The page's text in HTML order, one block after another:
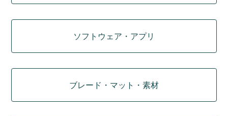
ソフトウェア・アプリ
ブレード・マット・素材